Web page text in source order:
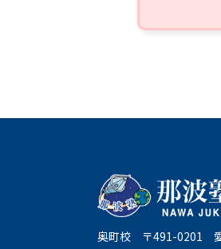
奥町校 〒491-0201